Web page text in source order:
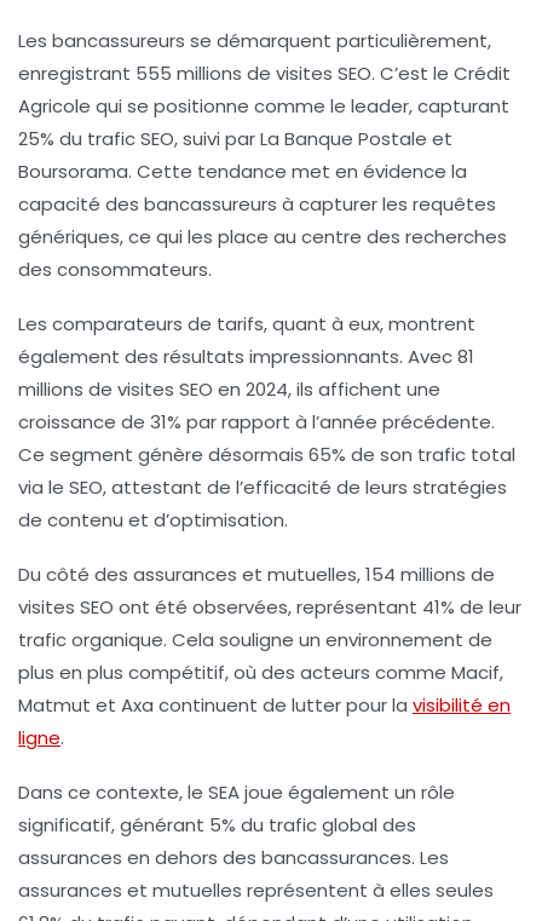
Les bancassureurs se démarquent particulièrement,
enregistrant 555 millions de visites SEO. C’est le Crédit
Agricole qui se positionne comme le leader, capturant
25% du trafic SEO, suivi par La Banque Postale et
Boursorama. Cette tendance met en évidence la
capacité des bancassureurs à capturer les requêtes
génériques, ce qui les place au centre des recherches
des consommateurs.
Les comparateurs de tarifs, quant à eux, montrent
également des résultats impressionnants. Avec81
millions de visites SEO en 2024, ils affichent une
croissance de 31% par rapport à l’année précédente.
Ce segment génère désormais 65% de son trafic total
via le SEO, attestant de l’efficacité de leurs stratégies
de contenu et d’optimisation.
Du côté des assurances et mutuelles,154 millions de
visites SEO ont été observées, représentant 41% de leur
trafic organique. Cela souligne un environnement de
plus en plus compétitif, où des acteurs comme Macif,
Matmut et Axa continuent de lutter pour la visibilité en
ligne.
Dans ce contexte, le SEA joue également un rôle
significatif, générant 5% du trafic global des
assurances en dehors des bancassurances. Les
assurances et mutuelles représentent à elles seules